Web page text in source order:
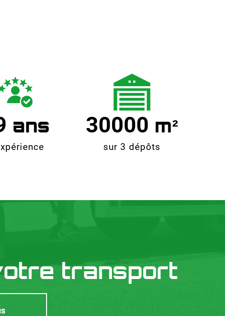
30000
sur 3 dépôts
transport